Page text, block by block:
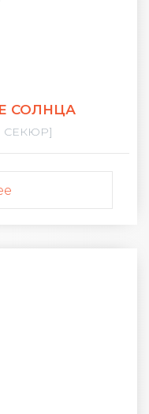
СОЛНЦА
СЕКЮР]